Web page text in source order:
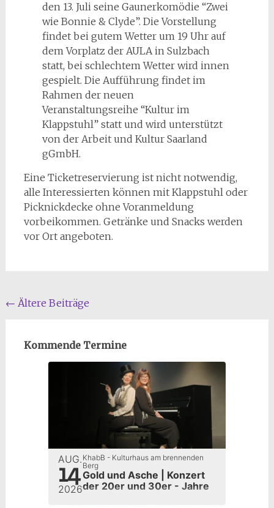
den 13. Juli seine Gaunerkomödie “Zwei
wie Bonnie & Clyde”. Die Vorstellung
findet bei gutem Wetter um 19 Uhr auf
dem Vorplatz der AULA in Sulzbach
statt, bei schlechtem Wetter wird innen
gespielt. Die Aufführung findet im
Rahmen der neuen
Veranstaltungsreihe “Kultur im
Klappstuhl” statt und wird unterstützt
von der Arbeit und Kultur Saarland
gGmbH.
Eine Ticketreservierung ist nicht notwendig,
alle Interessierten können mit Klappstuhl oder
Picknickdecke ohne Voranmeldung
vorbeikommen. Getränke und Snacks werden
vor Ort angeboten.
Beitragsnavigation
← Ältere Beiträge
Kommende Termine
AUG.
14
2026
KhabB - Kulturhaus am brennenden
Berg
Gold und Asche | Konzert
der 20er und 30er - Jahre